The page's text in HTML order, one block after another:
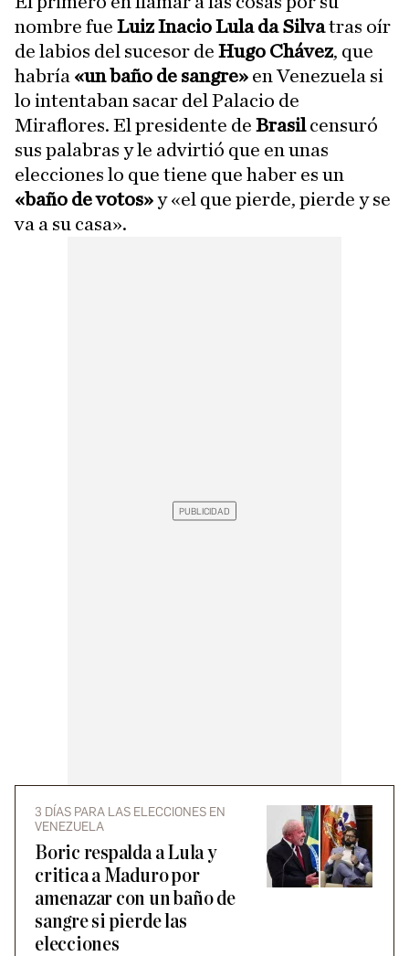
nombre fue Luiz Inacio Lula da Silvatras oír
de labios del sucesor de Hugo Chávez, que
habría «un baño de sangre» en Venezuela si
lo intentaban sacar del Palacio de
Miraflores. El presidente de Brasilcensuró
sus palabras y le advirtió que en unas
elecciones lo que tiene que haber es un
«baño de votos»y «el que pierde, pierde y se
va a su casa».
3 DÍAS PARA LAS ELECCIONES EN
VENEZUELA
Boric respalda a Lula y
critica a Maduro por
amenazar con un baño de
sangre si pierde las
elecciones